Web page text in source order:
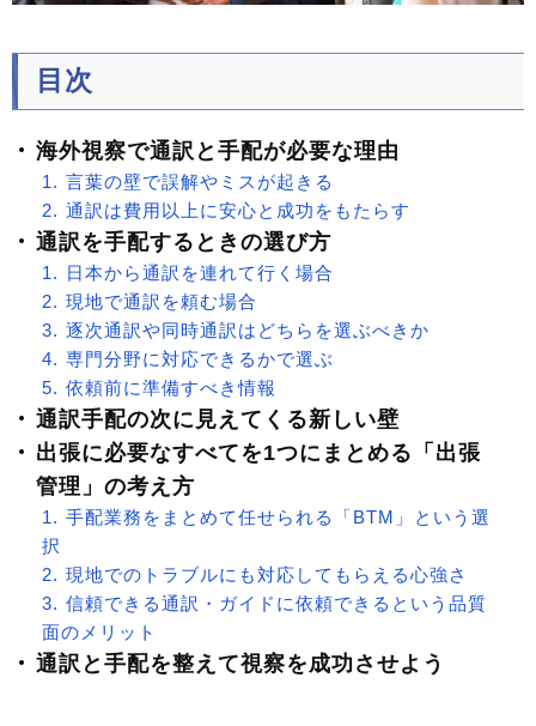
目次
海外視察で通訳と手配が必要な理由
言葉の壁で誤解やミスが起きる
通訳は費用以上に安心と成功をもたらす
通訳を手配するときの選び方
日本から通訳を連れて行く場合
現地で通訳を頼む場合
逐次通訳や同時通訳はどちらを選ぶべきか
専門分野に対応できるかで選ぶ
依頼前に準備すべき情報
通訳手配の次に見えてくる新しい壁
出張に必要なすべてを1つにまとめる「出張
管理」の考え方
手配業務をまとめて任せられる「BTM」という選
択
現地でのトラブルにも対応してもらえる心強さ
信頼できる通訳・ガイドに依頼できるという品質
面のメリット
通訳と手配を整えて視察を成功させよう